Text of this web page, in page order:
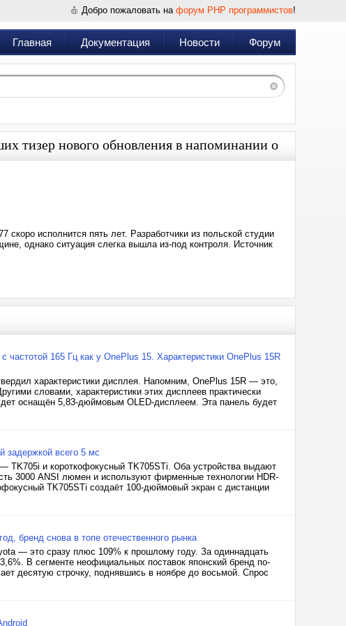
Добро пожаловать на форум PHP программистов!
Главная Документация Новости Форум
тизер нового обновления в напоминании о
скоро исполнится пять лет. Разработчики из польской студии
однако ситуация слегка вышла из-под контроля. Источник
165 Гц как у OnePlus 15. Характеристики OnePlus 15R
характеристики дисплея. Напомним, OnePlus 15R — это,
словами, характеристики этих дисплеев практически
оснащён 5,83-дюймовым OLED-дисплеем. Эта панель будет
задержкой всего 5 мс
TK705i и короткофокусный TK705STi. Оба устройства выдают
3000 ANSI люмен и используют фирменные технологии HDR-
TK705STi создаёт 100-дюймовый экран с дистанции
бренд снова в топе отечественного рынка
— это сразу плюс 109% к прошлому году. За одиннадцать
В сегменте неофициальных поставок японский бренд по-
десятую строчку, поднявшись в ноябре до восьмой. Спрос